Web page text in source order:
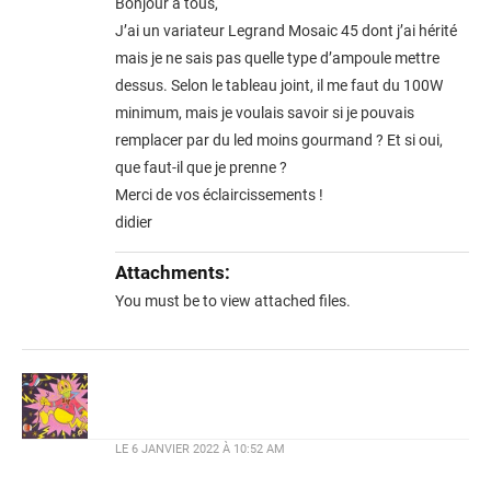
Bonjour à tous,
J’ai un variateur Legrand Mosaic 45 dont j’ai hérité
mais je ne sais pas quelle type d’ampoule mettre
dessus. Selon le tableau joint, il me faut du 100W
minimum, mais je voulais savoir si je pouvais
remplacer par du led moins gourmand ? Et si oui,
que faut-il que je prenne ?
Merci de vos éclaircissements !
didier
Attachments:
You must beto view attached files.
LE 6 JANVIER 2022 À 10:52 AM